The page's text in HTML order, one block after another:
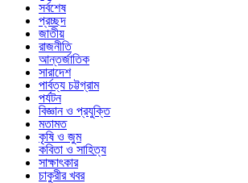
সর্বশেষ
প্রচ্ছদ
জাতীয়
রাজনীতি
আন্তর্জাতিক
সারাদেশ
পার্বত্য চট্টগ্রাম
পর্যটন
বিজ্ঞান ও প্রযুক্তি
মতামত
কৃষি ও জুম
কবিতা ও সাহিত্য
সাক্ষাৎকার
চাকুরীর খবর